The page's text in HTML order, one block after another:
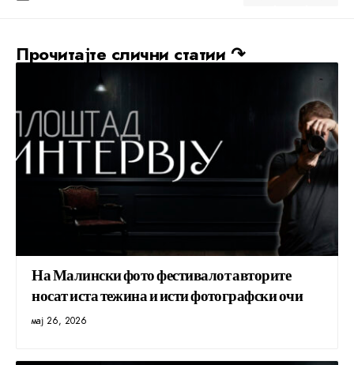
Прочитајте слични статии ↷
На Малински фото фестивалот авторите
носат иста тежина и исти фотографски очи
мај 26, 2026